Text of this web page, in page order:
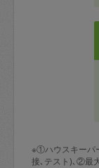
※①ハウスキーパ
接､テスト)､②最